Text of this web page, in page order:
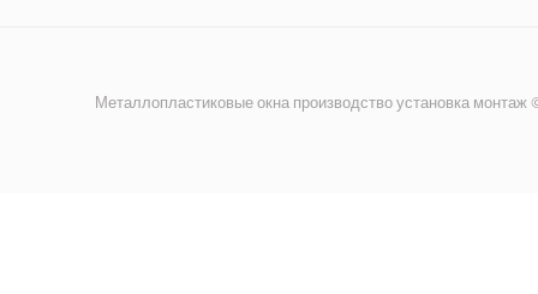
Металлопластиковые окна производство установка